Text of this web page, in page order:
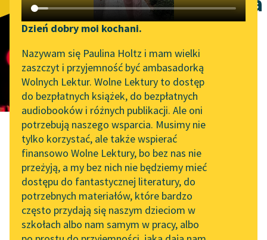
Katalog DAISY
Podkasty o książkach
Zgłoś brak utworu
Aktualności
Zapraszamy na spotkanie
online z tłumaczkami
literatury skandynawskiej
Spotkanie z Katarzyną
Tunkiel w Oslo
Wolne Lektury na 32.
Pol’and’Rock Festivalu
„Kochanek Lady
Chatterley” do słuchania
na Wolnych Lekturach
Narzędzia
Mapa Wolnych Lektur
Leśmianator
Przewodnik dla piszących i
czytających
API
OAI-PMH
Widget Wolnych Lektur
Dzień dobry moi kochani.
Nazywam się Paulina Holtz i mam wielki
zaszczyt i przyjemność być ambasadorką
Wolnych Lektur. Wolne Lektury to dostęp
do bezpłatnych książek, do bezpłatnych
audiobooków i różnych publikacji. Ale oni
potrzebują naszego wsparcia. Musimy nie
tylko korzystać, ale także wspierać
finansowo Wolne Lektury, bo bez nas nie
przeżyją, a my bez nich nie będziemy mieć
dostępu do fantastycznej literatury, do
potrzebnych materiałów, które bardzo
często przydają się naszym dzieciom w
szkołach albo nam samym w pracy, albo
Józef Szczepański „Ziutek”
Czerwona